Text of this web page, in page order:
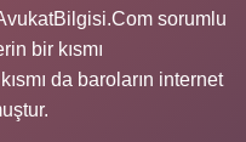
sorumlu
bir kısmı
da baroların internet